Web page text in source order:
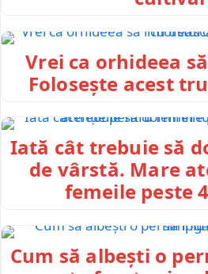
Vrei ca orhideea
Folosește acest
Iată cât trebuie să
de vârstă. Mare
femeile peste
Cum să albești o